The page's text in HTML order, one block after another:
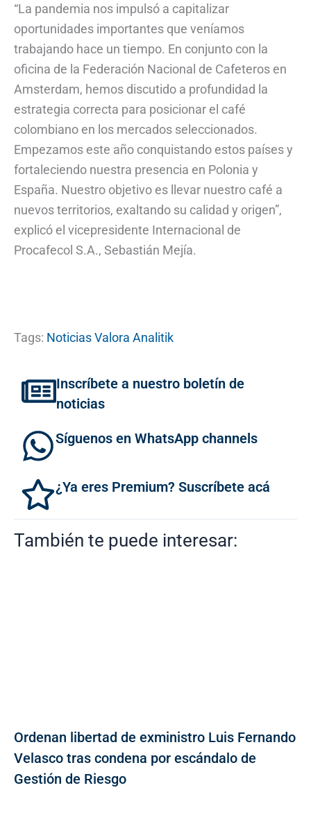
“La pandemia nos impulsó a capitalizar
oportunidades importantes que veníamos
trabajando hace un tiempo. En conjunto con la
oficina de la Federación Nacional de Cafeteros en
Amsterdam, hemos discutido a profundidad la
estrategia correcta para posicionar el café
colombiano en los mercados seleccionados.
Empezamos este año conquistando estos países y
fortaleciendo nuestra presencia en Polonia y
España. Nuestro objetivo es llevar nuestro café a
nuevos territorios, exaltando su calidad y origen”,
explicó el vicepresidente Internacional de
Procafecol S.A., Sebastián Mejía.
Tags: Noticias Valora Analitik
Inscríbete a nuestro boletín de
noticias
Síguenos en WhatsApp channels
¿Ya eres Premium? Suscríbete acá
También te puede interesar:
Ordenan libertad de exministro Luis Fernando
Velasco tras condena por escándalo de
Gestión de Riesgo